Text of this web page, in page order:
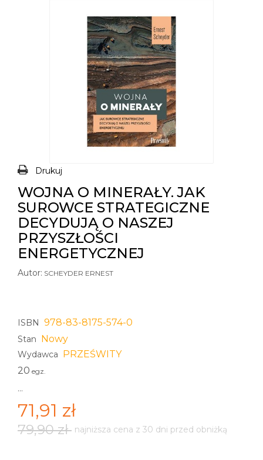
Drukuj
WOJNA O MINERAŁY. JAK
SUROWCE STRATEGICZNE
DECYDUJĄ O NASZEJ
PRZYSZŁOŚCI
ENERGETYCZNEJ
Autor: SCHEYDER ERNEST
ISBN 978-83-8175-574-0
Stan Nowy
Wydawca PRZEŚWITY
20 egz.
...
71,91 zł
79,90 zł najniższa cena z 30 dni przed obniżką